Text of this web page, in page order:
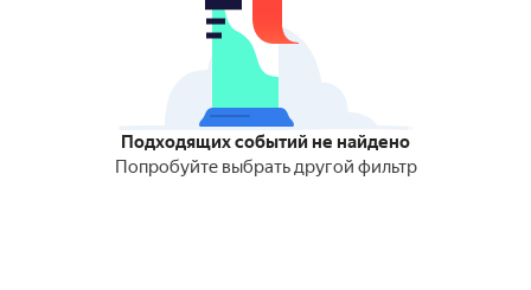
Подходящих событий не найдено
Попробуйте выбрать другой фильтр